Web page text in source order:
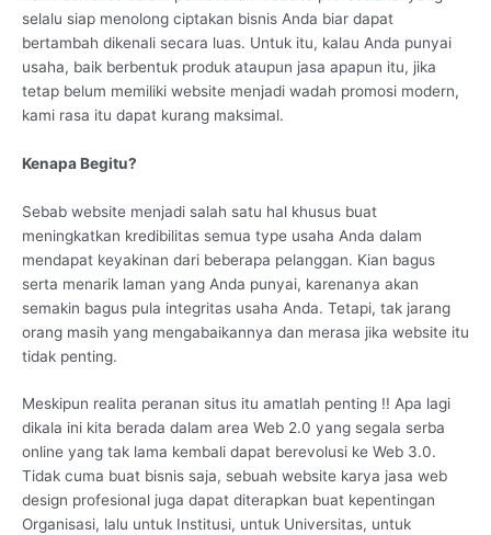
selalu siap menolong ciptakan bisnis Anda biar dapat
bertambah dikenali secara luas. Untuk itu, kalau Anda punyai
usaha, baik berbentuk produk ataupun jasa apapun itu, jika
tetap belum memiliki website menjadi wadah promosi modern,
kami rasa itu dapat kurang maksimal.
Kenapa Begitu?
Sebab website menjadi salah satu hal khusus buat
meningkatkan kredibilitas semua type usaha Anda dalam
mendapat keyakinan dari beberapa pelanggan. Kian bagus
serta menarik laman yang Anda punyai, karenanya akan
semakin bagus pula integritas usaha Anda. Tetapi, tak jarang
orang masih yang mengabaikannya dan merasa jika website itu
tidak penting.
Meskipun realita peranan situs itu amatlah penting !! Apa lagi
dikala ini kita berada dalam area Web 2.0 yang segala serba
online yang tak lama kembali dapat berevolusi ke Web 3.0.
Tidak cuma buat bisnis saja, sebuah website karya jasa web
design profesional juga dapat diterapkan buat kepentingan
Organisasi, lalu untuk Institusi, untuk Universitas, untuk